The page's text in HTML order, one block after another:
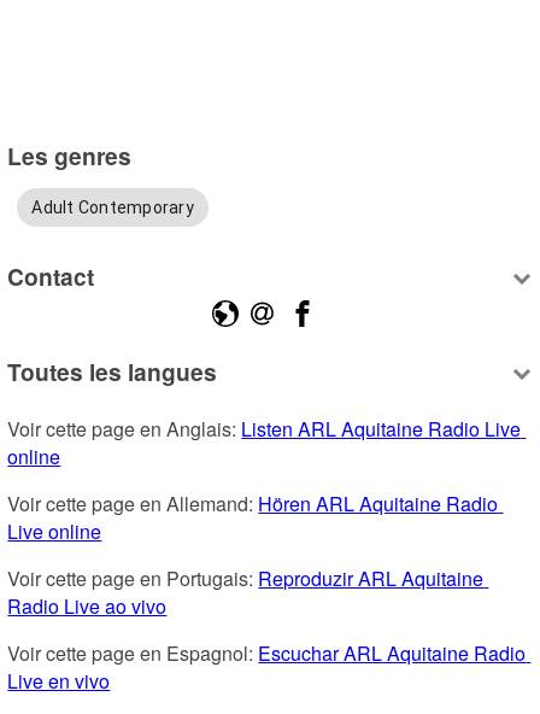
Les genres
Adult Contemporary
Contact
Toutes les langues
Voir cette page en Anglais: Listen ARL Aquitaine Radio Live
online
Voir cette page en Allemand: Hören ARL Aquitaine Radio
Live online
Voir cette page en Portugais: Reproduzir ARL Aquitaine
Radio Live ao vivo
Voir cette page en Espagnol: Escuchar ARL Aquitaine Radio
Live en vivo